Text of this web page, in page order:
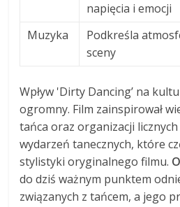
napięcia i emocji
Muzyka
Podkreśla
sceny
Wpływ 'Dirty Dancing’ na
ogromny. Film zainspirował
tańca oraz organizacji
wydarzeń tanecznych, które
stylistyki oryginalnego filmu.
do dziś ważnym punktem
związanych z tańcem, a jego